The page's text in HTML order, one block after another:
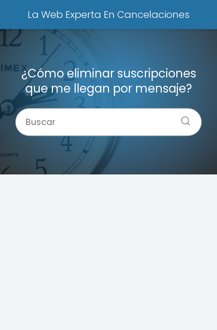
La Web Experta En Cancelaciones
¿Cómo eliminar suscripciones
que me llegan por mensaje?